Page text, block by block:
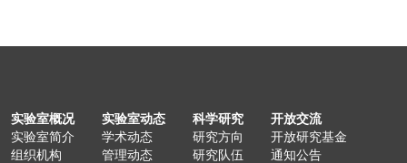
实验室概况
实验室简介
组织机构
实验室动态
学术动态
管理动态
科学研究
研究方向
研究队伍
开放交流
开放研究基金
通知公告